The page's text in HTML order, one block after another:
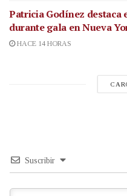
Patricia Godínez
durante gala en Nueva
HACE 14 HORAS
Suscribir